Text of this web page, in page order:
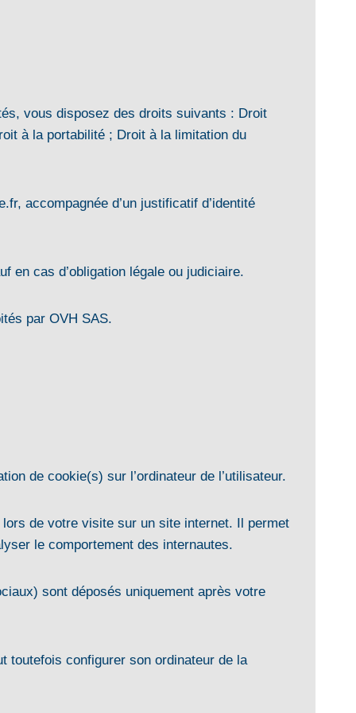
vous disposez des droits suivants : Droit
à la portabilité ; Droit à la limitation du
accompagnée d’un justificatif d’identité
en cas d’obligation légale ou judiciaire.
par OVH SAS.
de cookie(s) sur l’ordinateur de l’utilisateur.
de votre visite sur un site internet. Il permet
le comportement des internautes.
sont déposés uniquement après votre
toutefois configurer son ordinateur de la